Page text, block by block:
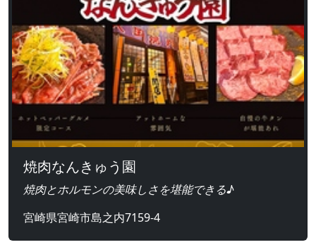
焼肉なんきゅう園
焼肉とホルモンの美味しさを堪能できる♪
宮崎県宮崎市島之内7159-4